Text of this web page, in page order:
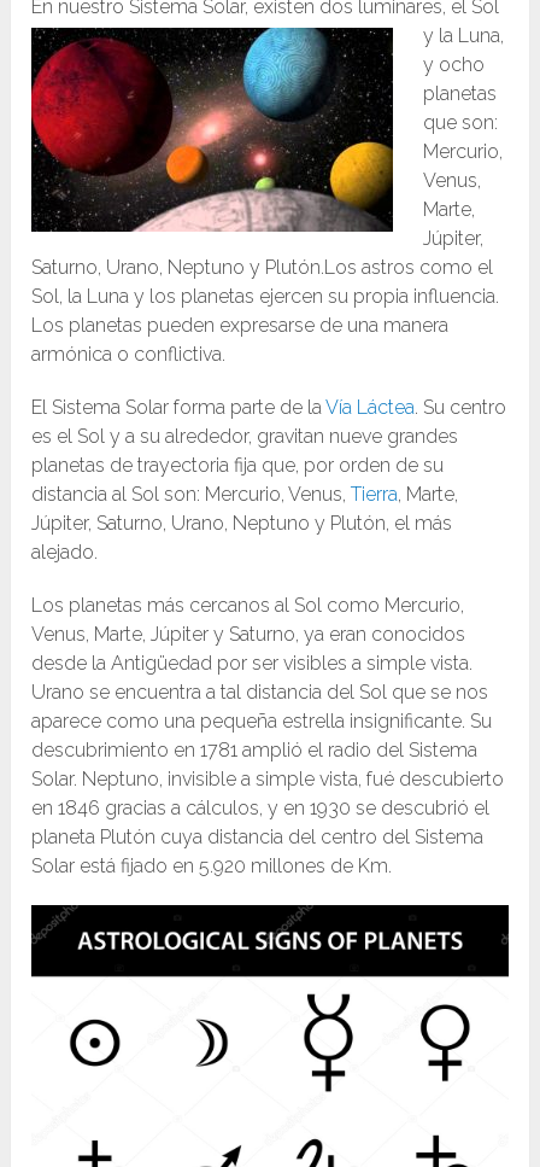
En nuestro Sistema Solar, existen dos luminares, el Sol
y la Luna,
y ocho
planetas
que son:
Mercurio,
Venus,
Marte,
Júpiter,
Saturno, Urano, Neptuno y Plutón.Los astros como el
Sol, la Luna y los planetas ejercen su propia influencia.
Los planetas pueden expresarse de una manera
armónica o conflictiva.
El Sistema Solar forma parte de laVía Láctea. Su centro
es el Sol y a su alrededor, gravitan nueve grandes
planetas de trayectoria fija que, por orden de su
distancia al Sol son: Mercurio, Venus,Tierra, Marte,
Júpiter, Saturno, Urano, Neptuno y Plutón, el más
alejado.
Los planetas más cercanos al Sol como Mercurio,
Venus, Marte, Júpiter y Saturno, ya eran conocidos
desde la Antigüedad por ser visibles a simple vista.
Urano se encuentra a tal distancia del Sol que se nos
aparece como una pequeña estrella insignificante. Su
descubrimiento en 1781 amplió el radio del Sistema
Solar. Neptuno, invisible a simple vista, fué descubierto
en 1846 gracias a cálculos, y en 1930 se descubrió el
planeta Plutón cuya distancia del centro del Sistema
Solar está fijado en 5.920 millones de Km.